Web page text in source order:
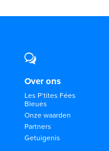
Over ons
Les P’tites Fées
Bleues
Onze waarden
Partners
Getuigenis